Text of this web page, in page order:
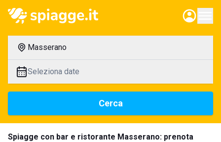
Masserano
Seleziona date
Cerca
Spiagge con bar e ristorante Masserano: prenota